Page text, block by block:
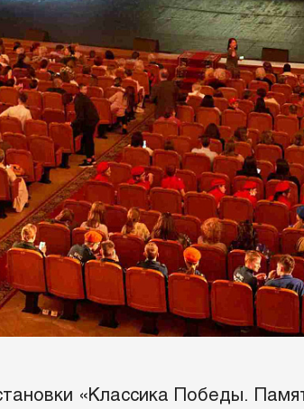
«Классика Победы.